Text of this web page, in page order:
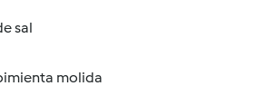
sal
molida